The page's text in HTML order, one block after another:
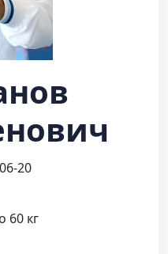
20
60 кг